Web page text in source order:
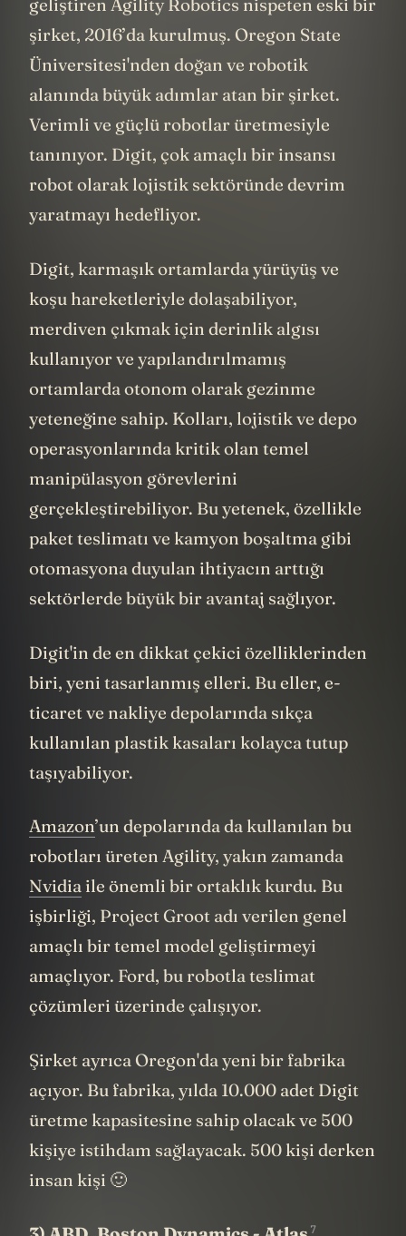
geliştiren Agility Robotics nispeten eski bir
şirket, 2016’da kurulmuş. Oregon State
Üniversitesi'nden doğan ve robotik
alanında büyük adımlar atan bir şirket.
Verimli ve güçlü robotlar üretmesiyle
tanınıyor. Digit, çok amaçlı bir insansı
robot olarak lojistik sektöründe devrim
Digit, karmaşık ortamlarda yürüyüş ve
koşu hareketleriyle dolaşabiliyor,
merdiven çıkmak için derinlik algısı
kullanıyor ve yapılandırılmamış
ortamlarda otonom olarak gezinme
yeteneğine sahip. Kolları, lojistik ve depo
operasyonlarında kritik olan temel
manipülasyon görevlerini
gerçekleştirebiliyor. Bu yetenek, özellikle
paket teslimatı ve kamyon boşaltma gibi
otomasyona duyulan ihtiyacın arttığı
Digit'in de en dikkat çekici özelliklerinden
biri, yeni tasarlanmış elleri. Bu eller, e-
ticaret ve nakliye depolarında sıkça
kullanılan plastik kasaları kolayca tutup
Amazon’un depolarında da kullanılan bu
robotları üreten Agility, yakın zamanda
Nvidiaile önemli bir ortaklık kurdu. Bu
işbirliği, Project Groot adı verilen genel
amaçlı bir temel model geliştirmeyi
amaçlıyor. Ford, bu robotla teslimat
Şirket ayrıca Oregon'da yeni bir fabrika
açıyor. Bu fabrika, yılda 10.000 adet Digit
üretme kapasitesine sahip olacak ve 500
kişiye istihdam sağlayacak. 500 kişi derken